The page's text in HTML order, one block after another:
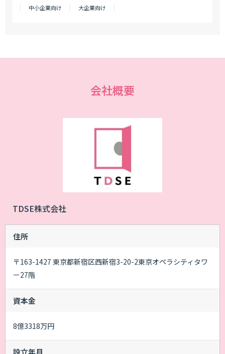
中小企業向け 大企業向け
会社概要
TDSE株式会社
住所
〒163-1427 東京都新宿区西新宿3-20-2東京オペラシティタワ
ー27階
資本金
8億3318万円
設立年月